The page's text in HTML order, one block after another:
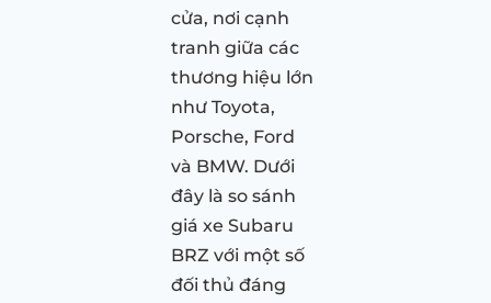
cửa, nơi cạnh
tranh giữa các
thương hiệu lớn
như Toyota,
Porsche, Ford
và BMW. Dưới
đây là so sánh
giá xe Subaru
BRZ với một số
đối thủ đáng